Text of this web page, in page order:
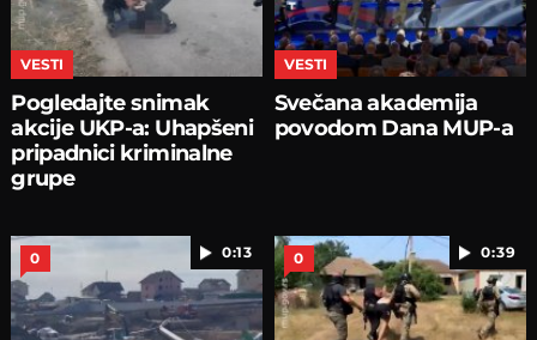
VESTI
Pogledajte snimak
akcije UKP-a: Uhapšeni
pripadnici kriminalne
grupe
VESTI
Svečana akademija
povodom Dana MUP-a
0:13
0 0:39
0